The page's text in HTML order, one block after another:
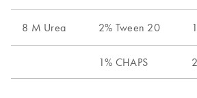
8 M Urea 2% Tween 20
1% CHAPS